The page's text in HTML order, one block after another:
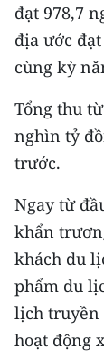
Media
Media Du
Media
Media
Media Y tế
Media
Media
Ảnh
đạt 978,7
địa ước
cùng kỳ
Tổng thu
nghìn tỷ
trước.
Ngay từ
khẩn
khách du
phẩm du
lịch truyền
hoạt động